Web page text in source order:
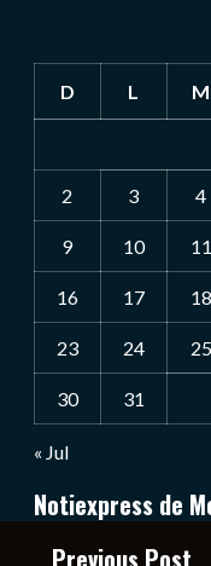
D L M
2 3 4
9 10 11
16 17 18
23 24 25
30 31
« Jul
Notiexpress de
Las Noticias Diarias